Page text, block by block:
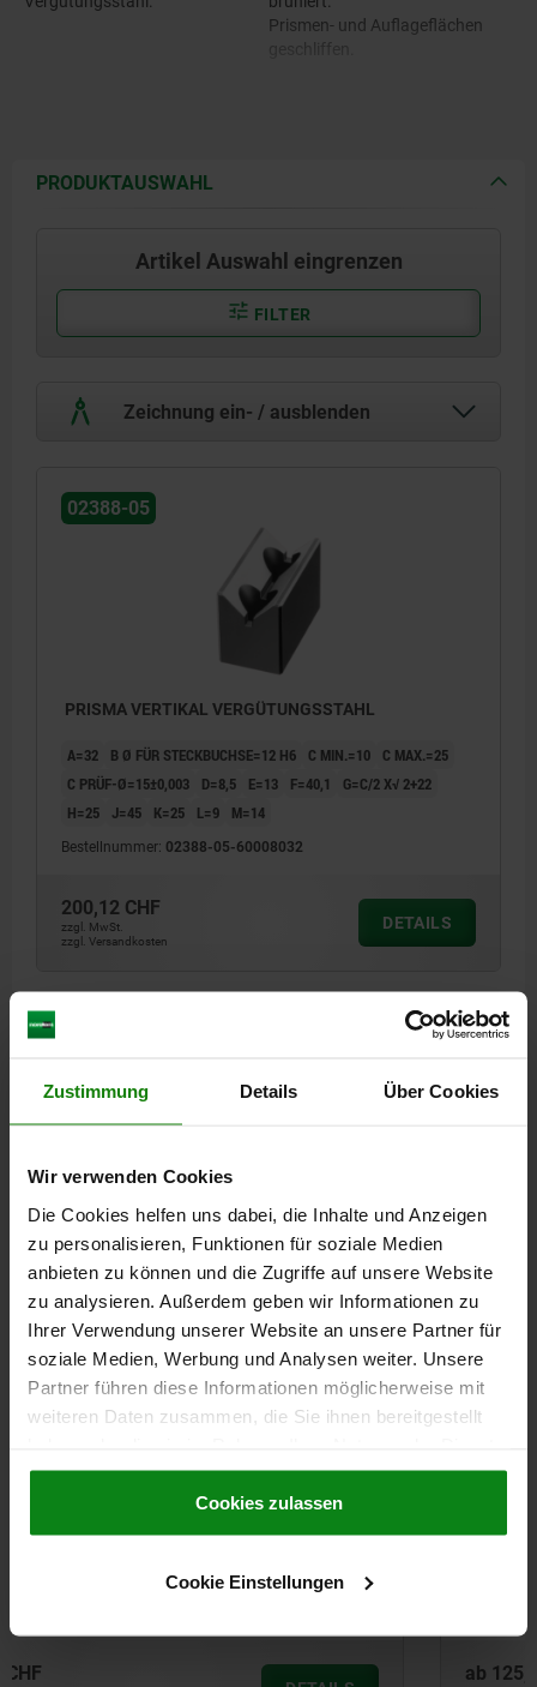
Zustimmung Details Über Cookies
Wir verwenden Cookies
Die Cookies helfen uns dabei, die Inhalte und Anzeigen
zu personalisieren, Funktionen für soziale Medien
anbieten zu können und die Zugriffe auf unsere Website
zu analysieren. Außerdem geben wir Informationen zu
Ihrer Verwendung unserer Website an unsere Partner für
soziale Medien, Werbung und Analysen weiter. Unsere
Partner führen diese Informationen möglicherweise mit
weiteren Daten zusammen, die Sie ihnen bereitgestellt
gesammelt haben.Cookie Richtlinien
Datenschutz|AGB
Cookies zulassen
Cookie Einstellungen
Prismen- und Auflageflächen
PRODUKTAUSWAHL
Artikel Auswahl eingrenzen
FILTER
Zeichnung ein- / ausblenden
02388-05
PRISMA VERTIKAL VERGÜTUNGSSTAHL
A=32 B Ø FÜR STECKBUCHSE=12 H6 C MIN.=10
C MAX.=25
C PRÜF-Ø=15±0,003
D=8,5 E=13 F=40,1
G=C/2 X√ 2+22
H=25
J=45 K=25 L=9 M=14
Bestellnummer: 02388-05-60008032
200,12 CHF
zzgl. MwSt.
zzgl. Versandkosten
DETAILS
DETAILS
DOWNLOADS
Andere Kunden kauften auch
95043 inch
Stahlblech-Lenk- und Bockrollen mit Polyamidrad,